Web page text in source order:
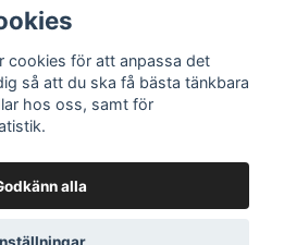
Storfiskare.se
cookies för att anpassa det
så att du ska få bästa tänkbara
hos oss, samt för
alla